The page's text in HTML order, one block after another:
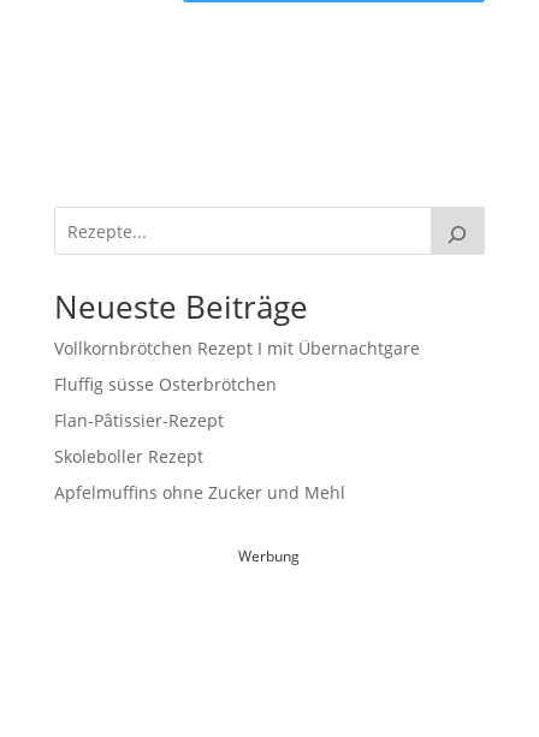
Neueste Beiträge
Vollkornbrötchen Rezept I mit Übernachtgare
Fluffig süsse Osterbrötchen
Flan-Pâtissier-Rezept
Skoleboller Rezept
Apfelmuffins ohne Zucker und Mehl
Werbung